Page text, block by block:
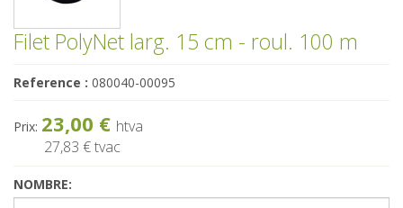
Filet PolyNet larg. 15 cm - roul. 100 m
Reference : 080040-00095
Prix: 23,00 € htva
27,83 €tvac
NOMBRE: